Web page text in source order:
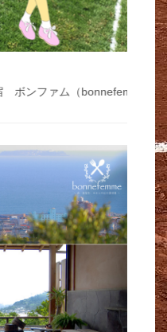
の隠れ宿 ボンファム（